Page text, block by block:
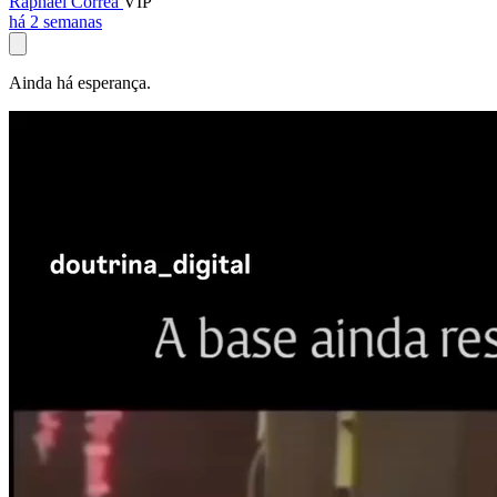
há 2 semanas
Ainda há esperança.